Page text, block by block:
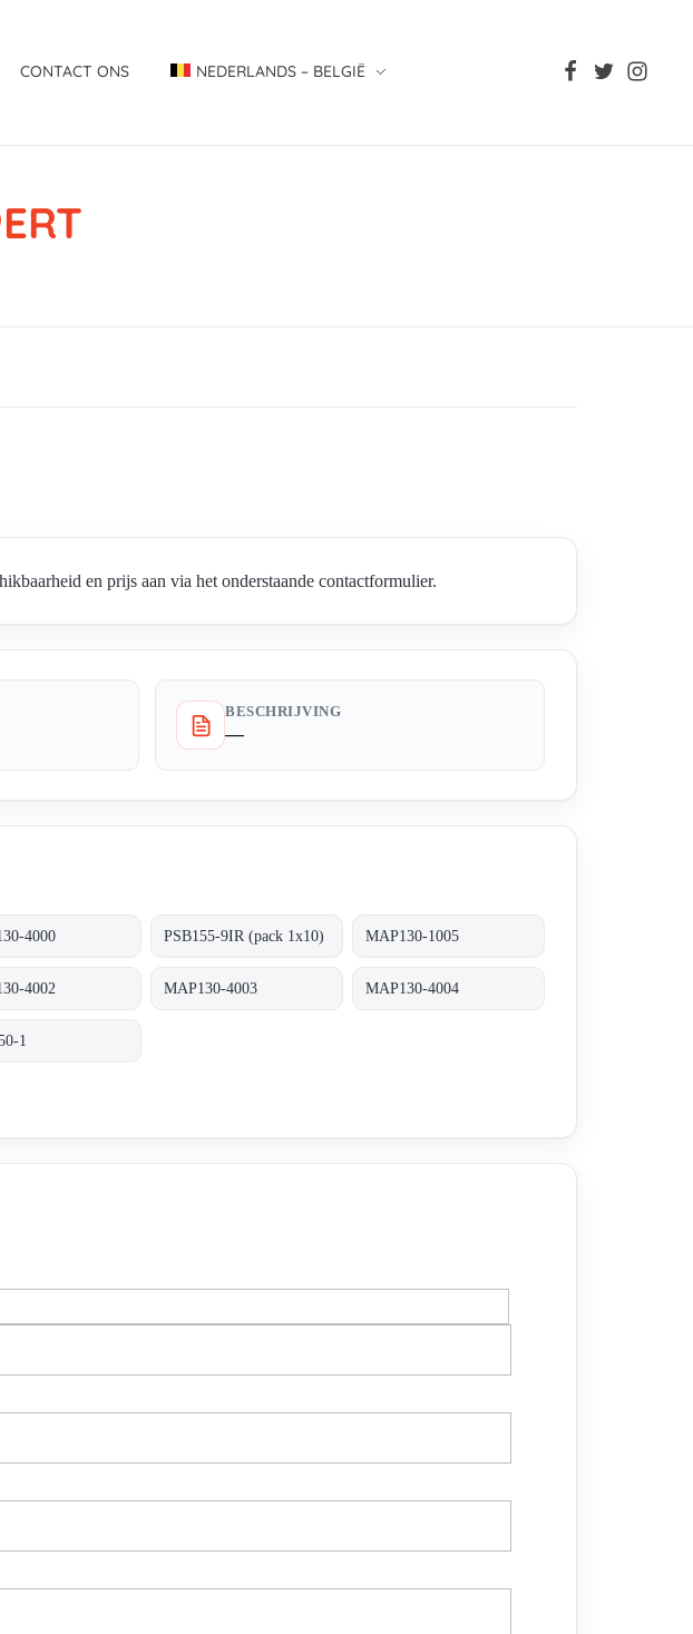
CONTACT ONS NEDERLANDS – BELGIË
en prijs aan via het onderstaande contactformulier.
BESCHRIJVING
—
4000 PSB155-9IR (pack 1x10) MAP130-1005
4002 MAP130-4003 MAP130-4004
1